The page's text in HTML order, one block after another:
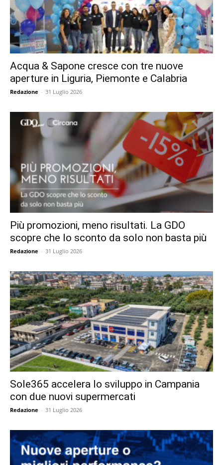
Acqua & Sapone cresce con tre nuove
aperture in Liguria, Piemonte e Calabria
Redazione - 31 Luglio 2026
Più promozioni, meno risultati. La GDO
scopre che lo sconto da solo non basta più
Redazione - 31 Luglio 2026
Sole365 accelera lo sviluppo in Campania
con due nuovi supermercati
Redazione - 31 Luglio 2026